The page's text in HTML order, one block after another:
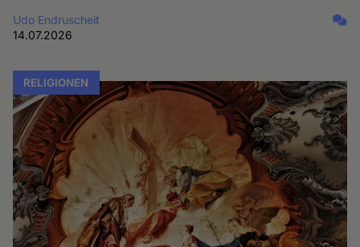
Udo Endruscheit
14.07.2026
RELIGIONEN